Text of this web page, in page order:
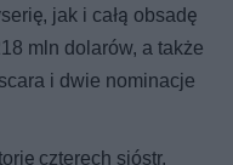
jak i całą obsadę
mln dolarów, a także
i dwie nominacje
czterech sióstr,